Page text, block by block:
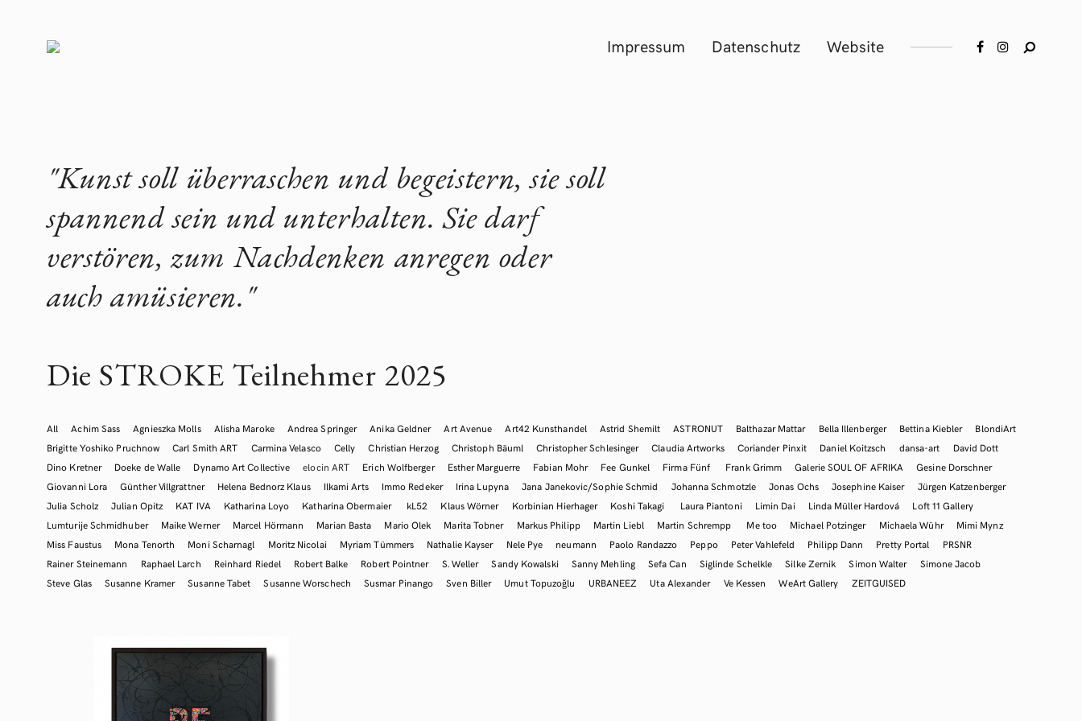
Impressum Datenschutz Website
"Kunst soll überraschen und begeistern, sie soll
spannend sein und unterhalten. Sie darf
verstören, zum Nachdenken anregen oder
auch amüsieren."
Die STROKE Teilnehmer 2025
All Achim Sass Agnieszka Molls Alisha Maroke Andrea Springer Anika Geldner Art Avenue Art42 Kunsthandel Astrid Shemilt ASTRONUT Balthazar Mattar Bella Illenberger Bettina Kiebler
BlondiArt
Brigitte Yoshiko Pruchnow
Carl Smith ART Carmina Velasco Celly Christian Herzog Christoph Bäuml Christopher Schlesinger Claudia Artworks Coriander Pinxit Daniel Koitzsch dansa-art
David Dott
Dino Kretner
Doeke de Walle Dynamo Art Collective elocin ART Erich Wolfberger Esther Marguerre Fabian Mohr Fee Gunkel Firma Fünf Frank Grimm Galerie SOUL OF AFRIKA
Gesine Dorschner
Giovanni Lora
Günther Villgrattner Helena Bednorz Klaus Ilkami Arts Immo Redeker Irina Lupyna Jana Janekovic/Sophie Schmid Johanna Schmotzle Jonas Ochs Josephine Kaiser
Jürgen Katzenberger
Julia Scholz
Julian Opitz KAT IVA Katharina Loyo Katharina Obermaier kL52 Klaus Wörner Korbinian Hierhager Koshi Takagi Laura Piantoni Limin Dai Linda Müller Hardová
Loft 11 Gallery
Lumturije Schmidhuber
Maike Werner Marcel Hörmann Marian Basta Mario Olek Marita Tobner Markus Philipp Martin Liebl Martin Schrempp Me too Michael Potzinger Michaela Wühr
Mimi Mynz
Miss Faustus
Mona Tenorth Moni Scharnagl Moritz Nicolai Myriam Tümmers Nathalie Kayser Nele Pye neumann Paolo Randazzo Peppo Peter Vahlefeld Philipp Dann Pretty Portal
PRSNR
Rainer Steinemann
Raphael Larch Reinhard Riedel Robert Balke Robert Pointner S. Weller Sandy Kowalski Sanny Mehling Sefa Can Siglinde Schelkle Silke Zernik Simon Walter
Simone Jacob
Steve Glas
Susanne Kramer Susanne Tabet Susanne Worschech Susmar Pinango Sven Biller Umut Topuzoğlu URBANEEZ Uta Alexander Ve Kessen WeArt Gallery ZEITGUISED